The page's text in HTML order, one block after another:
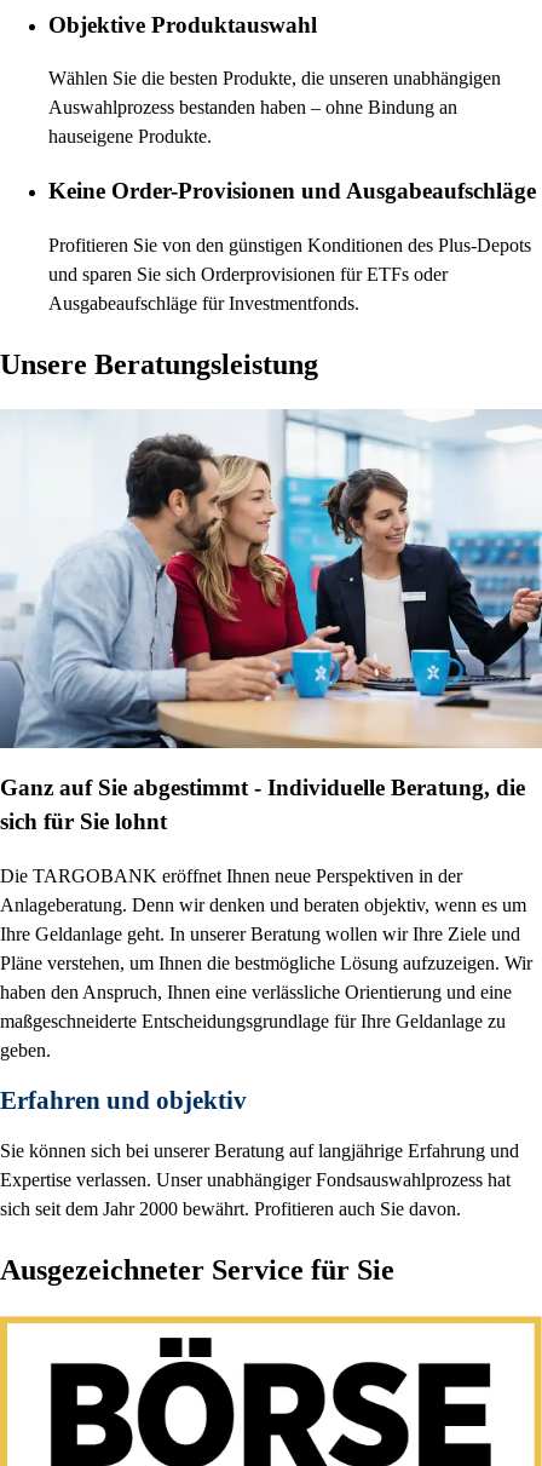
Objektive Produktauswahl
Wählen Sie die besten Produkte, die unseren unabhängigen
Auswahlprozess bestanden haben – ohne Bindung an
hauseigene Produkte.
Keine Order-Provisionen und Ausgabeaufschläge
Profitieren Sie von den günstigen Konditionen des Plus-Depots
und sparen Sie sich Orderprovisionen für ETFs oder
Ausgabeaufschläge für Investmentfonds.
Unsere Beratungsleistung
Ganz auf Sie abgestimmt - Individuelle Beratung, die
sich für Sie lohnt
Die TARGOBANK eröffnet Ihnen neue Perspektiven in der
Anlageberatung. Denn wir denken und beraten objektiv, wenn es um
Ihre Geldanlage geht. In unserer Beratung wollen wir Ihre Ziele und
Pläne verstehen, um Ihnen die bestmögliche Lösung aufzuzeigen. Wir
haben den Anspruch, Ihnen eine verlässliche Orientierung und eine
maßgeschneiderte Entscheidungsgrundlage für Ihre Geldanlage zu
geben.
Erfahren und objektiv
Sie können sich bei unserer Beratung auf langjährige Erfahrung und
Expertise verlassen. Unser unabhängiger Fondsauswahlprozess hat
sich seit dem Jahr 2000 bewährt. Profitieren auch Sie davon.
Ausgezeichneter Service für Sie